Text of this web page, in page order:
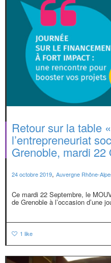
Retour sur la table
l’entrepreneuriat
Grenoble, mardi 22
24 octobre 2019, Auvergne Rhône-
Ce mardi 22 Septembre, le
de Grenoble à l’occasion d’une
1 like